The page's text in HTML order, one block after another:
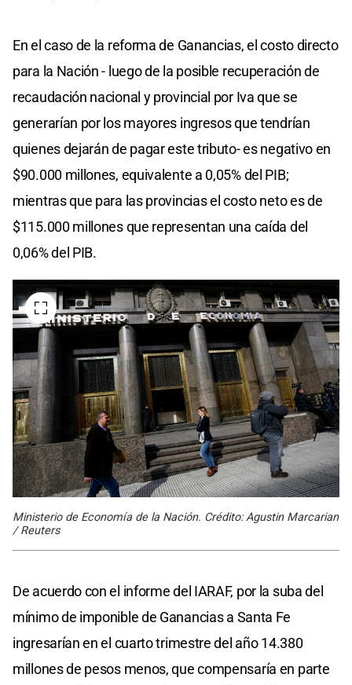
En el caso de la reforma de Ganancias, el costo directo
para la Nación - luego de la posible recuperación de
recaudación nacional y provincial por Iva que se
generarían por los mayores ingresos que tendrían
quienes dejarán de pagar este tributo- es negativo en
$90.000 millones, equivalente a 0,05% del PIB;
mientras que para las provincias el costo neto es de
$115.000 millones que representan una caída del
0,06% del PIB.
Ministerio de Economía de la Nación. Crédito: Agustin Marcarian
/ Reuters
De acuerdo con el informe del IARAF, por la suba del
mínimo de imponible de Ganancias a Santa Fe
ingresarían en el cuarto trimestre del año 14.380
millones de pesos menos, que compensaría en parte